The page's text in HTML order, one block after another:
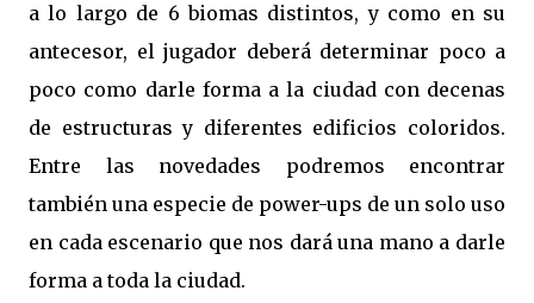
a lo largo de 6 biomas distintos, y como en su
antecesor, el jugador deberá determinar poco a
poco como darle forma a la ciudad con decenas
de estructuras y diferentes edificios coloridos.
Entre las novedades podremos encontrar
también una especie de power-ups de un solo uso
en cada escenario que nos dará una mano a darle
forma a toda la ciudad.